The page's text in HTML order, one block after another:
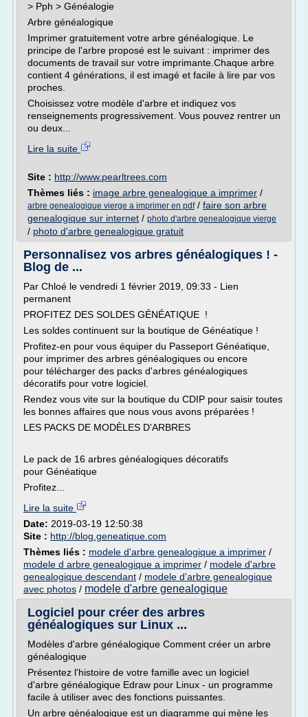
> Pph > Généalogie
Arbre généalogique
Imprimer gratuitement votre arbre généalogique. Le
principe de l'arbre proposé est le suivant : imprimer des
documents de travail sur votre imprimante.Chaque arbre
contient 4 générations, il est imagé et facile à lire par vos
proches.
Choisissez votre modèle d'arbre et indiquez vos
renseignements progressivement. Vous pouvez rentrer un
ou deux...
Lire la suite
Site : http://www.pearltrees.com
Thèmes liés : image arbre genealogique a imprimer /
arbre genealogique vierge a imprimer en pdf/ faire son arbre
genealogique sur internet / photo d'arbre genealogique vierge
/ photo d'arbre genealogique gratuit
Personnalisez vos arbres généalogiques ! -
Blog de ...
Par Chloé le vendredi 1 février 2019, 09:33 - Lien
permanent
PROFITEZ DES SOLDES GÉNÉATIQUE !
Les soldes continuent sur la boutique de Généatique !
Profitez-en pour vous équiper du Passeport Généatique,
pour imprimer des arbres généalogiques ou encore
pour télécharger des packs d'arbres généalogiques
décoratifs pour votre logiciel.
Rendez vous vite sur la boutique du CDIP pour saisir toutes
les bonnes affaires que nous vous avons préparées !
LES PACKS DE MODÈLES D'ARBRES
Le pack de 16 arbres généalogiques décoratifs
pour Généatique
Profitez...
Lire la suite
Date: 2019-03-19 12:50:38
Site : http://blog.geneatique.com
Thèmes liés : modele d'arbre genealogique a imprimer /
modele d arbre genealogique a imprimer / modele d'arbre
genealogique descendant / modele d'arbre genealogique
avec photos / modele d'arbre genealogique
Logiciel pour créer des arbres
généalogiques sur Linux ...
Modèles d'arbre généalogique Comment créer un arbre
généalogique
Présentez l'histoire de votre famille avec un logiciel
d'arbre généalogique Edraw pour Linux - un programme
facile à utiliser avec des fonctions puissantes.
Un arbre généalogique est un diagramme qui mène les